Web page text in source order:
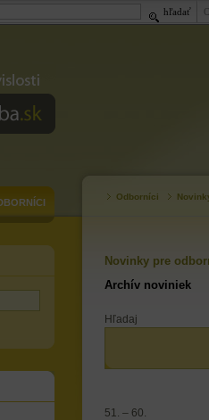
Odborníci
Novinky pre
Archív noviniek
Hľadaj
51. – 60.
hľadať